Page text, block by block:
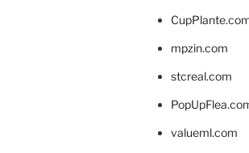
mpzin.com
stcreal.com
valueml.com